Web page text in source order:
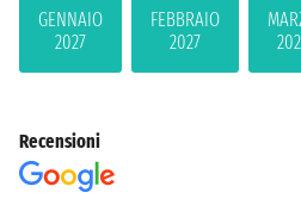
GENNAIO
2027
FEBBRAIO
2027
Recensioni